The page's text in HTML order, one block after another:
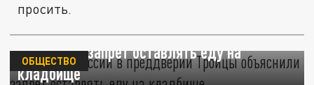
просить.
Жителям России в преддверии Троицы
объяснили запрет оставлять еду на
кладбище
ОБЩЕСТВО